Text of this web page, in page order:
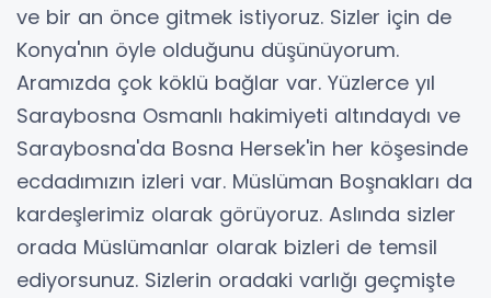
ve bir an önce gitmek istiyoruz. Sizler için de
Konya'nın öyle olduğunu düşünüyorum.
Aramızda çok köklü bağlar var. Yüzlerce yıl
Saraybosna Osmanlı hakimiyeti altındaydı ve
Saraybosna'da Bosna Hersek'in her köşesinde
ecdadımızın izleri var. Müslüman Boşnakları da
kardeşlerimiz olarak görüyoruz. Aslında sizler
orada Müslümanlar olarak bizleri de temsil
ediyorsunuz. Sizlerin oradaki varlığı geçmişte